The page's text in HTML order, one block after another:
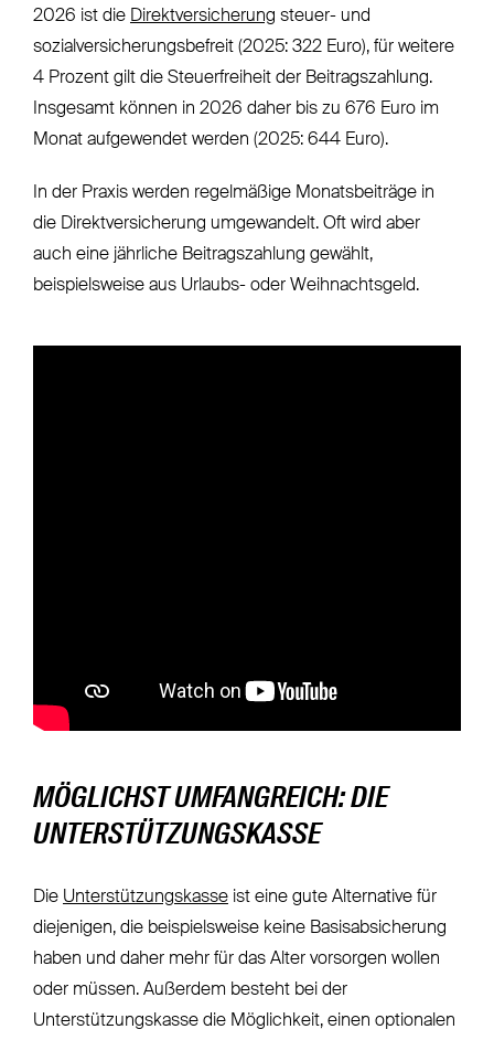
2026 ist die Direktversicherung steuer- und
sozialversicherungsbefreit (2025: 322 Euro), für weitere
4 Prozent gilt die Steuerfreiheit der Beitragszahlung.
Insgesamt können in 2026 daher bis zu 676 Euro im
Monat aufgewendet werden (2025: 644 Euro).
In der Praxis werden regelmäßige Monatsbeiträge in
die Direktversicherung umgewandelt. Oft wird aber
auch eine jährliche Beitragszahlung gewählt,
beispielsweise aus Urlaubs- oder Weihnachtsgeld.
MÖGLICHST UMFANGREICH: DIE
UNTERSTÜTZUNGSKASSE
Die Unterstützungskasseist eine gute Alternative für
diejenigen, die beispielsweise keine Basisabsicherung
haben und daher mehr für das Alter vorsorgen wollen
oder müssen. Außerdem besteht bei der
Unterstützungskasse die Möglichkeit, einen optionalen